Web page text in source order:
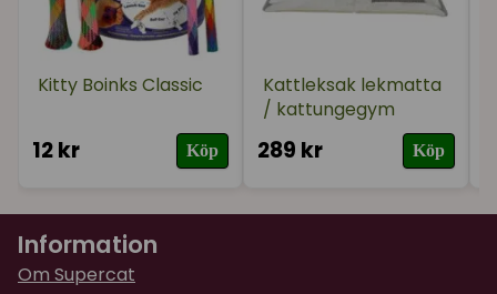
Kitty Boinks Classic
12 kr Köp
Kattleksak lekmatta
/ kattungegym
289 kr Köp
Information
Om Supercat